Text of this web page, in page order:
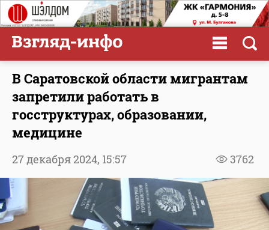
В Саратовской области мигрантам
запретили работать в
госструктурах, образовании,
медицине
3762
27 декабря 2024, 15:57